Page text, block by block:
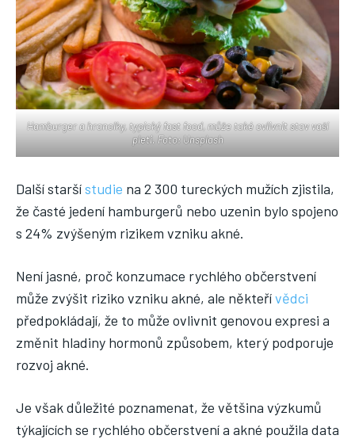
Hamburger a hranolky, typický fast food, může také ovlivnit stav vaší
pleti. Foto: Unsplash
Další staršístudie na 2 300 tureckých mužích zjistila,
že časté jedení hamburgerů nebo uzenin bylo spojeno
s 24% zvýšeným rizikem vzniku akné.
Není jasné, proč konzumace rychlého občerstvení
může zvýšit riziko vzniku akné, ale někteřívědci
předpokládají, že to může ovlivnit genovou expresi a
změnit hladiny hormonů způsobem, který podporuje
rozvoj akné.
Je však důležité poznamenat, že většina výzkumů
týkajících se rychlého občerstvení a akné použila data